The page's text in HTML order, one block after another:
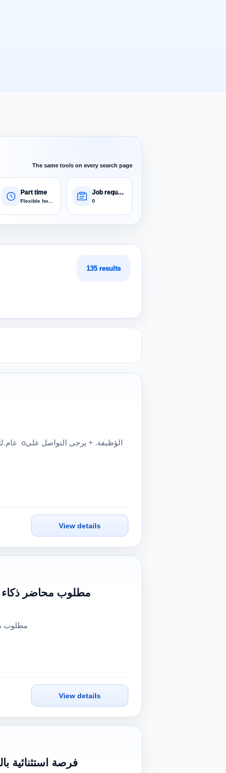
The same tools on every search page
Part time Job requests
0
135 results
View details
مطلوب محاضر ذكاء
مطلوب
View details
فرصة استثنائية